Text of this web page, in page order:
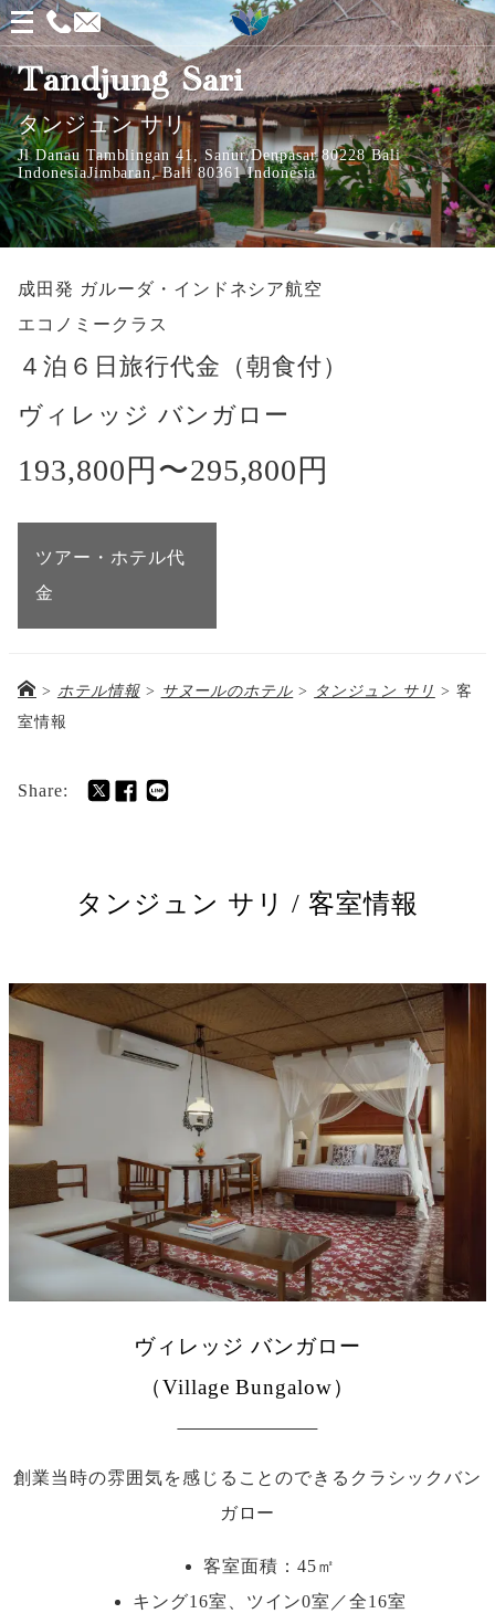
メ
ニ
ュ
ー
を
開
く
Tandjung Sari
タンジュン サリ
Jl Danau Tamblingan 41, Sanur,Denpasar 80228 Bali
IndonesiaJimbaran, Bali 80361 Indonesia
成田発 ガルーダ・インドネシア航空
エコノミークラス
４泊６日旅行代金（朝食付）
ヴィレッジ バンガロー
193,800円〜295,800円
ツアー・ホテル代
金
> ホテル情報> サヌールのホテル > タンジュン サリ > 客
室情報
Share:
タンジュン サリ / 客室情報
ヴィレッジ バンガロー
（Village Bungalow）
創業当時の雰囲気を感じることのできるクラシックバン
ガロー
客室面積：45㎡
キング16室、ツイン0室／全16室